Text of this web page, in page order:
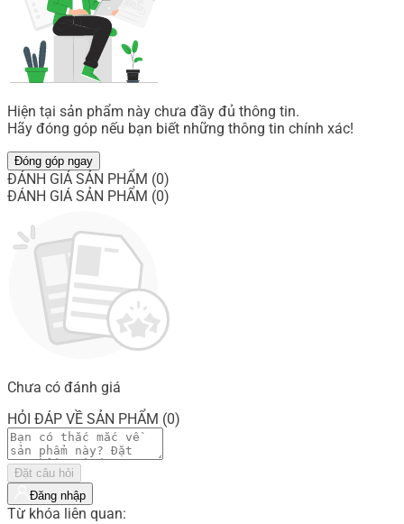
Hiện tại sản phẩm này chưa đầy đủ thông tin.
Hãy đóng góp nếu bạn biết những thông tin chính xác!
Đóng góp ngay
ĐÁNH GIÁ SẢN PHẨM (0)
ĐÁNH GIÁ SẢN PHẨM (0)
Chưa có đánh giá
HỎI ĐÁP VỀ SẢN PHẨM (0)
Đặt câu hỏi
Đăng nhập
Từ khóa liên quan: